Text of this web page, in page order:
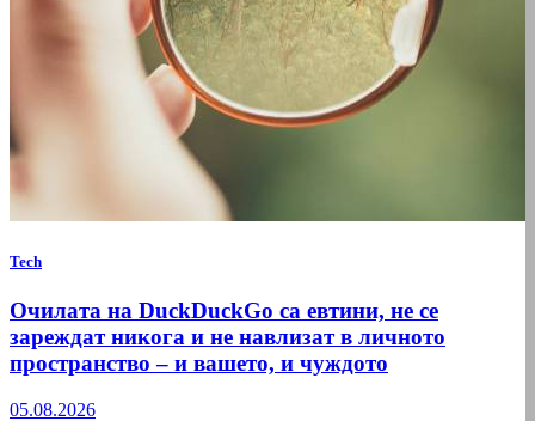
Tech
Очилата на DuckDuckGo са евтини, не се
зареждат никога и не навлизат в личното
пространство – и вашето, и чуждото
05.08.2026